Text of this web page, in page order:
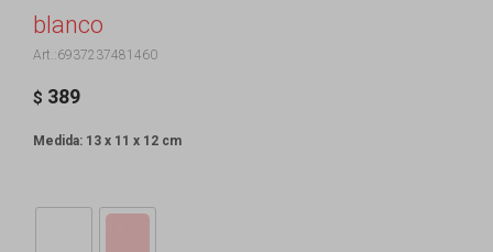
blanco
6937237481460
$ 389
Medida: 13 x 11 x 12 cm